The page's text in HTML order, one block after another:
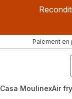
Paiement en
Casa MoulinexAir